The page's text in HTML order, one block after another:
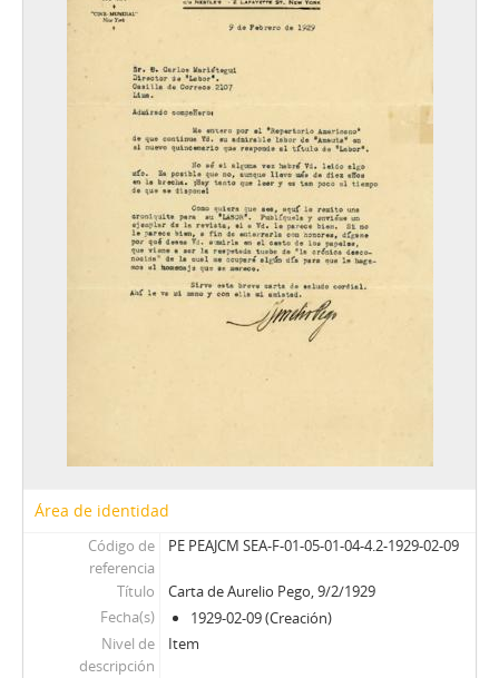
Área de identidad
Código de
referencia
PE PEAJCM SEA-F-01-05-01-04-4.2-1929-02-09
Título
Carta de Aurelio Pego, 9/2/1929
Fecha(s)
1929-02-09 (Creación)
Nivel de
descripción
Item